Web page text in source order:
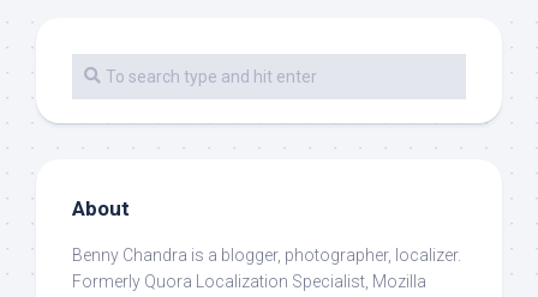
About
Benny Chandra is a blogger, photographer, localizer.
Formerly Quora Localization Specialist, Mozilla